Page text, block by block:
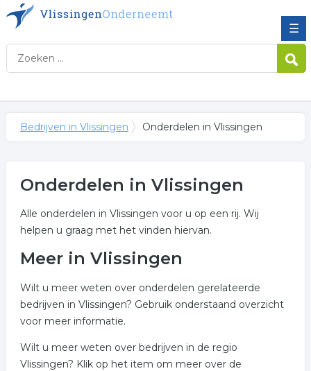
☰
Bedrijven in Vlissingen Onderdelen in Vlissingen
Onderdelen in Vlissingen
Alle onderdelen in Vlissingen voor u op een rij. Wij
helpen u graag met het vinden hiervan.
Meer in Vlissingen
Wilt u meer weten over onderdelen gerelateerde
bedrijven in Vlissingen? Gebruik onderstaand overzicht
voor meer informatie.
Wilt u meer weten over bedrijven in de regio
Vlissingen? Klik op het item om meer over de